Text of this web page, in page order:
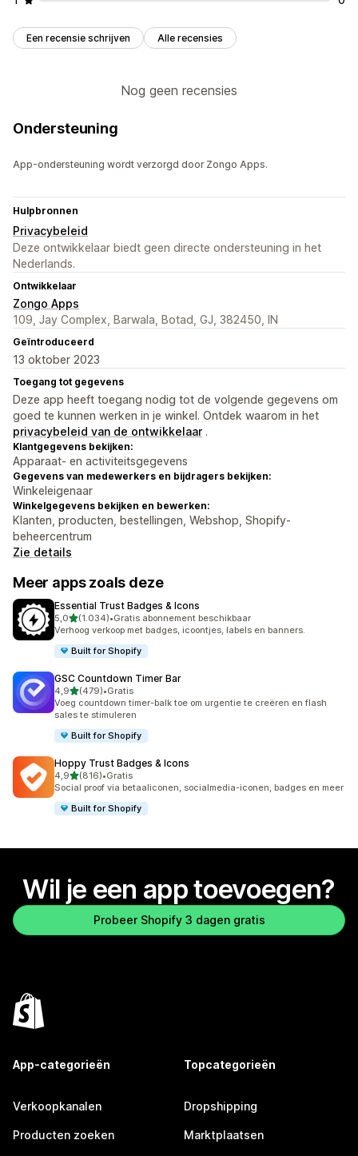
Een recensie schrijven Alle recensies
Nog geen recensies
Ondersteuning
App-ondersteuning wordt verzorgd door Zongo Apps.
Hulpbronnen
Privacybeleid
Deze ontwikkelaar biedt geen directe ondersteuning in het
Nederlands.
Ontwikkelaar
Zongo Apps
109, Jay Complex, Barwala, Botad, GJ, 382450, IN
Geïntroduceerd
13 oktober 2023
Toegang tot gegevens
Deze app heeft toegang nodig tot de volgende gegevens om
goed te kunnen werken in je winkel. Ontdek waarom in het
privacybeleid van de ontwikkelaar .
Klantgegevens bekijken:
Apparaat- en activiteitsgegevens
Gegevens van medewerkers en bijdragers bekijken:
Winkeleigenaar
Winkelgegevens bekijken en bewerken:
Klanten, producten, bestellingen, Webshop, Shopify-
beheercentrum
Zie details
Meer apps zoals deze
Essential Trust Badges & Icons
5,0van 5 sterren
(1.034)
1034 recensies in totaal
•Gratis abonnement beschikbaar
Verhoog verkoop met badges, icoontjes, labels en banners.
Built for Shopify
GSC Countdown Timer Bar
4,9van 5 sterren
(479)
479 recensies in totaal
•Gratis
Voeg countdown timer-balk toe om urgentie te creëren en flash
sales te stimuleren
Built for Shopify
Hoppy Trust Badges & Icons
4,9van 5 sterren
(816)
816 recensies in totaal
•Gratis
Social proof via betaaliconen, socialmedia-iconen, badges en meer
Built for Shopify
Wil je een app toevoegen?
Probeer Shopify 3 dagen gratis
App-categorieën
Verkoopkanalen
Producten zoeken
Topcategorieën
Dropshipping
Marktplaatsen